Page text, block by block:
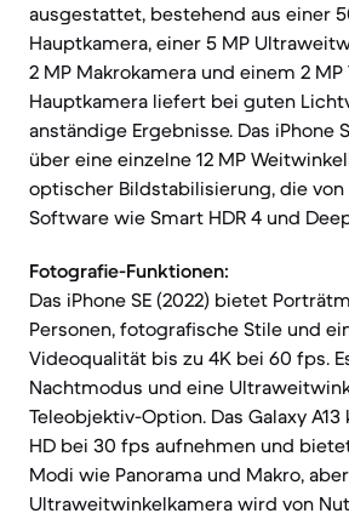
ausgestattet, bestehend aus einer
Hauptkamera, einer 5 MP
2 MP Makrokamera und einem 2
Hauptkamera liefert bei guten
anständige Ergebnisse. Das iPhone
über eine einzelne 12 MP
optischer Bildstabilisierung, die
Software wie Smart HDR 4 und
Fotografie-Funktionen:
Das iPhone SE (2022) bietet
Personen, fotografische Stile und
Videoqualität bis zu 4K bei 60 fps.
Nachtmodus und eine
Teleobjektiv-Option. Das Galaxy A13
HD bei 30 fps aufnehmen und
Modi wie Panorama und Makro,
Ultraweitwinkelkamera wird von